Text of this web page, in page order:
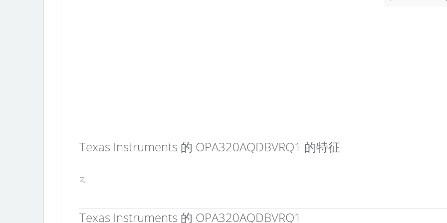
Texas Instruments 的 OPA320AQDBVRQ1 的特征
无
Texas Instruments 的 OPA320AQDBVRQ1